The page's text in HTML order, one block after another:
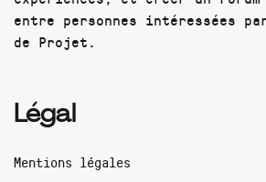
entre personnes intéressées
de Projet.
Légal
Mentions légales